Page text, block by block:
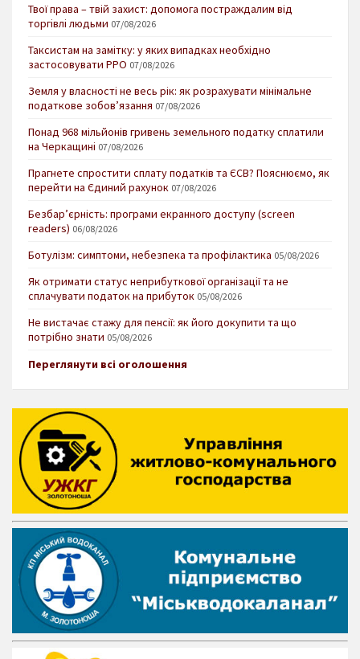
Твої права – твій захист: допомога постраждалим від
торгівлі людьми 07/08/2026
Таксистам на замітку: у яких випадках необхідно
застосовувати РРО 07/08/2026
Земля у власності не весь рік: як розрахувати мінімальне
податкове зобов’язання 07/08/2026
Понад 968 мільйонів гривень земельного податку сплатили
на Черкащині 07/08/2026
Прагнете спростити сплату податків та ЄСВ? Пояснюємо, як
перейти на Єдиний рахунок 07/08/2026
Безбар’єрність: програми екранного доступу (screen
readers) 06/08/2026
Ботулізм: симптоми, небезпека та профілактика 05/08/2026
Як отримати статус неприбуткової організації та не
сплачувати податок на прибуток 05/08/2026
Не вистачає стажу для пенсії: як його докупити та що
потрібно знати 05/08/2026
Переглянути всі оголошення